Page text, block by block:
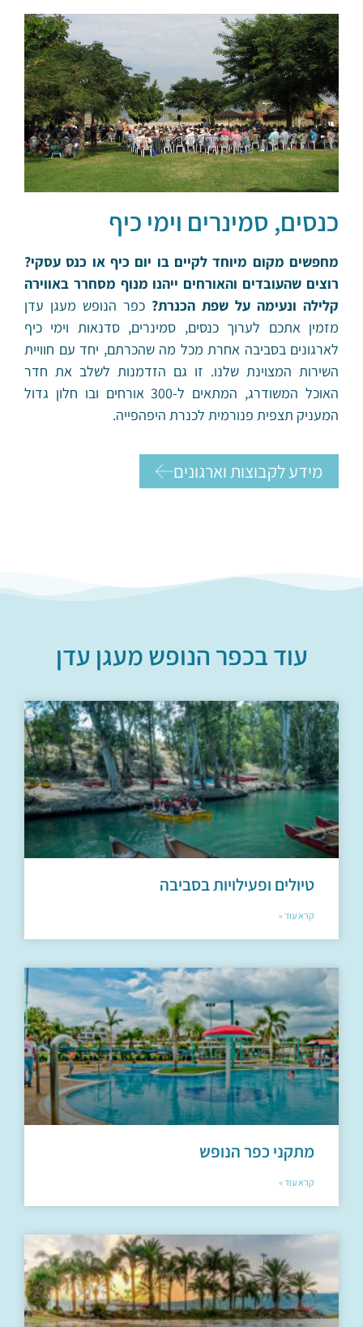
כנסים, סמינרים וימי כיף
מחפשים מקום מיוחד לקיים בו יום כיף או כנס עסקי?
רוצים שהעובדים והאורחים ייהנו מנוף מסחרר באווירה
קלילה ונעימה על שפת הכנרת? כפר הנופש מעגן עדן
מזמין אתכם לערוך כנסים, סמינרים, סדנאות וימי כיף
לארגונים בסביבה אחרת מכל מה שהכרתם, יחד עם חוויית
השירות המצוינת שלנו. זו גם הזדמנות לשלב את חדר
האוכל המשודרג, המתאים ל-300 אורחים ובו חלון גדול
המעניק תצפית פנורמית לכנרת היפהפייה.
מידע לקבוצות וארגונים
עוד בכפר הנופש מעגן עדן
טיולים ופעילויות בסביבה
קרא עוד »
מתקני כפר הנופש
קרא עוד »